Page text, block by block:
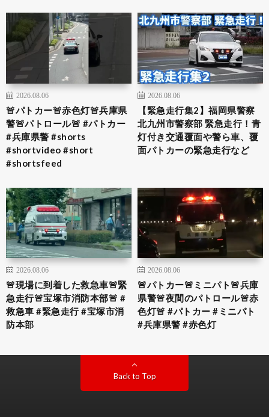
2026.08.06
🚨パトカー🚨赤色灯🚨兵庫県
警🚨パトロール🚨 #パトカー
#兵庫県警 #shorts
#shortvideo #short
#shortsfeed
2026.08.06
【緊急走行集2】福岡県警察
北九州市警察部 緊急走行！青
灯付き交通覆面や警ら車、覆
面パトカーの緊急走行など
2026.08.06
🚨現場に到着した救急車🚨緊
急走行🚨宝塚市消防本部🚨 #
救急車 #緊急走行 #宝塚市消
防本部
2026.08.06
🚨パトカー🚨ミニパト🚨兵庫
県警🚨夜間のパトロール🚨赤
色灯🚨 #パトカー #ミニパト
#兵庫県警 #赤色灯
Back to Top